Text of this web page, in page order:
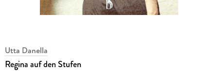
Utta Danella
Regina auf den Stufen